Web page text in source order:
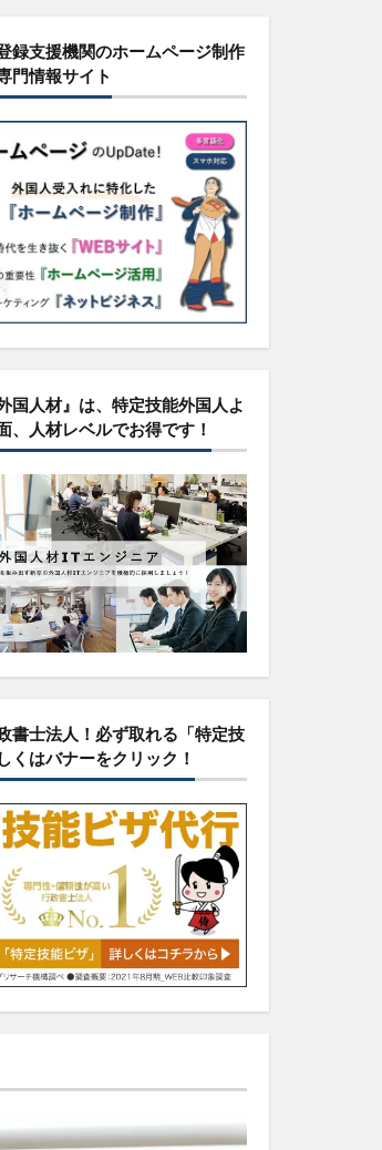
録支援機関のホームページ制作
門情報サイト
国人材』は、特定技能外国人よ
、人材レベルでお得です！
書士法人！必ず取れる「特定技
くはバナーをクリック！